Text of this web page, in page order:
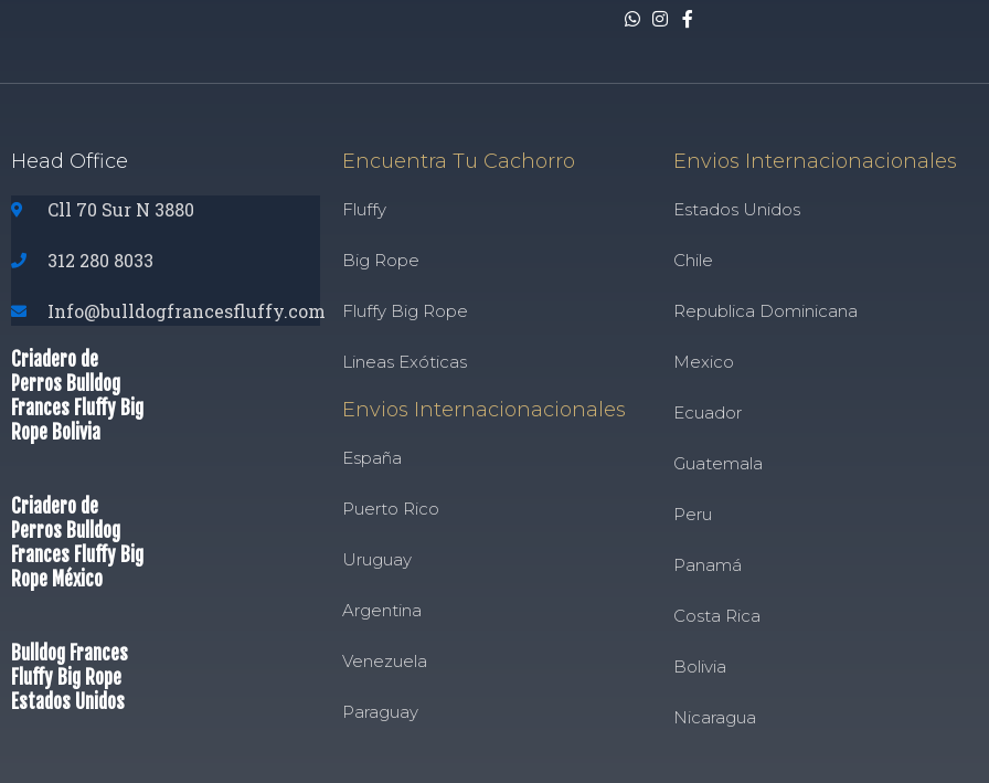
Head Office
Cll 70 Sur N 3880
312 280 8033
Info@bulldogfrancesfluffy.com
Criadero de
Perros Bulldog
Frances Fluffy Big
Rope Bolivia
Criadero de
Perros Bulldog
Frances Fluffy Big
Rope México
Bulldog Frances
Fluffy Big Rope
Estados Unidos
Encuentra Tu Cachorro
Fluffy
Big Rope
Fluffy Big Rope
Lineas Exóticas
Envios Internacionacionales
España
Puerto Rico
Uruguay
Argentina
Venezuela
Paraguay
Envios Internacionacionales
Estados Unidos
Chile
Republica Dominicana
Mexico
Ecuador
Guatemala
Peru
Panamá
Costa Rica
Bolivia
Nicaragua